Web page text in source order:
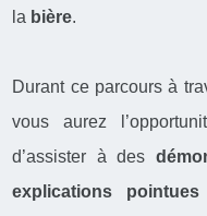
la bière.
Durant ce parcours à
vous aurez
d’assister à des
explications